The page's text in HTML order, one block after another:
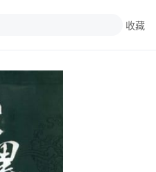
收藏